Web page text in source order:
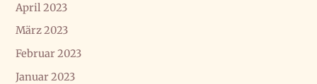
April 2023
März 2023
Februar 2023
Januar 2023